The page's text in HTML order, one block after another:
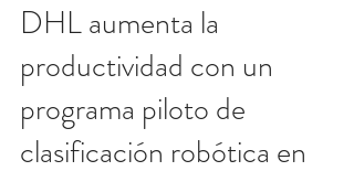
DHL aumenta la
productividad con un
programa piloto de
clasificación robótica en